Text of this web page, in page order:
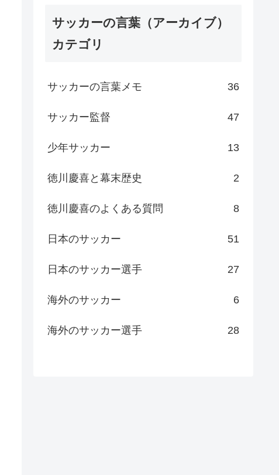
サッカーの言葉（アーカイブ）
カテゴリ
サッカーの言葉メモ 36
サッカー監督 47
少年サッカー 13
徳川慶喜と幕末歴史 2
徳川慶喜のよくある質問 8
日本のサッカー 51
日本のサッカー選手 27
海外のサッカー 6
海外のサッカー選手 28